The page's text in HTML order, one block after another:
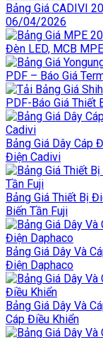
Bảng Giá CADIVI
06/04/2026
Đèn LED, MCB
PDF – Báo Giá
PDF-Báo Giá Thiết
Bảng Giá Dây Cáp
Điện Cadivi
Bảng Giá Thiết Bị
Biến Tần Fuji
Bảng Giá Dây Và
Điện Daphaco
Bảng Giá Dây Và
Cáp Điều Khiển